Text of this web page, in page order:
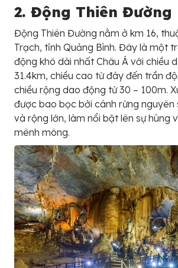
2. Động Thiên Đường
Động Thiên Đường nằm ở km 16,
Trạch, tỉnh Quảng Bình. Đây là một
động khô dài nhất Châu Á với chiều
31.4km, chiều cao từ đáy đến trần
chiều rộng dao động từ 30 – 100m.
được bao bọc bởi cánh rừng nguyên
và rộng lớn, làm nổi bật lên sự hùng
mênh mông.